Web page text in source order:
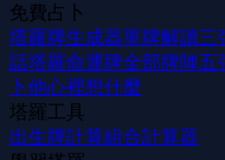
免費占卜
塔羅牌生成器單牌解讀三
話塔羅命運牌全部牌陣五
卜他心裡想什麼
塔羅工具
出生牌計算組合計算器